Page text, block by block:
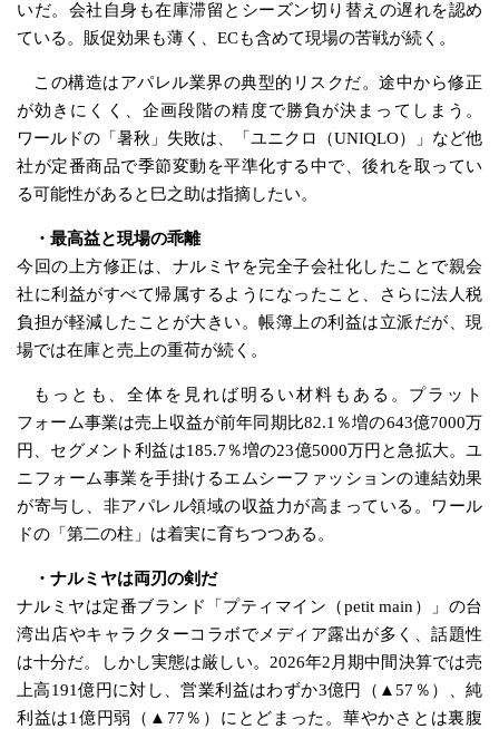
いだ。会社自身も在庫滞留とシーズン切り替えの遅れを認め
ている。販促効果も薄く、ECも含めて現場の苦戦が続く。
この構造はアパレル業界の典型的リスクだ。途中から修正
が効きにくく、企画段階の精度で勝負が決まってしまう。
ワールドの「暑秋」失敗は、「ユニクロ（UNIQLO）」など他
社が定番商品で季節変動を平準化する中で、後れを取ってい
る可能性があると巳之助は指摘したい。
・最高益と現場の乖離
今回の上方修正は、ナルミヤを完全子会社化したことで親会
社に利益がすべて帰属するようになったこと、さらに法人税
負担が軽減したことが大きい。帳簿上の利益は立派だが、現
場では在庫と売上の重荷が続く。
もっとも、全体を見れば明るい材料もある。プラット
フォーム事業は売上収益が前年同期比82.1％増の643億7000万
円、セグメント利益は185.7％増の23億5000万円と急拡大。ユ
ニフォーム事業を手掛けるエムシーファッションの連結効果
が寄与し、非アパレル領域の収益力が高まっている。ワール
ドの「第二の柱」は着実に育ちつつある。
・ナルミヤは両刃の剣だ
ナルミヤは定番ブランド「プティマイン（petit main）」の台
湾出店やキャラクターコラボでメディア露出が多く、話題性
は十分だ。しかし実態は厳しい。2026年2月期中間決算では売
上高191億円に対し、営業利益はわずか3億円（▲57％）、純
利益は1億円弱（▲77％）にとどまった。華やかさとは裏腹